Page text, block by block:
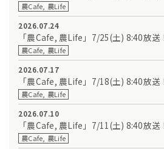
農Cafe, 農Life
2026.07.24
「農Cafe, 農Life」7/25(土) 8:40放送
農Cafe, 農Life
2026.07.17
「農Cafe, 農Life」7/18(土) 8:40放送
農Cafe, 農Life
2026.07.10
「農Cafe, 農Life」7/11(土) 8:40放送
農Cafe, 農Life